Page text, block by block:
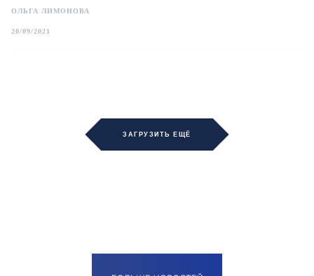
ОЛЬГА ЛИМОНОВА
20/09/2021
ЗАГРУЗИТЬ ЕЩЁ